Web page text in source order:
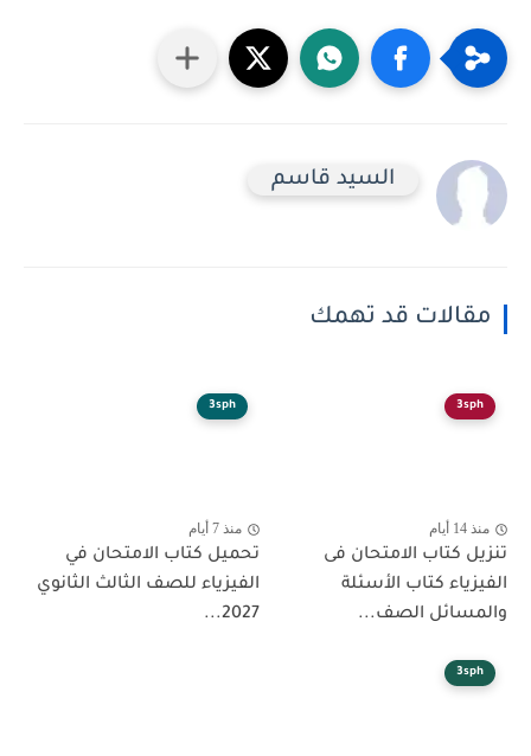
السيد قاسم
مقالات قد تهمك
3sph
منذ 14 أيام
تنزيل كتاب الامتحان فى
الفيزياء كتاب الأسئلة
والمسائل الصف...
3sph
منذ 7 أيام
تحميل كتاب الامتحان في
الفيزياء للصف الثالث الثانوي
2027...
3sph